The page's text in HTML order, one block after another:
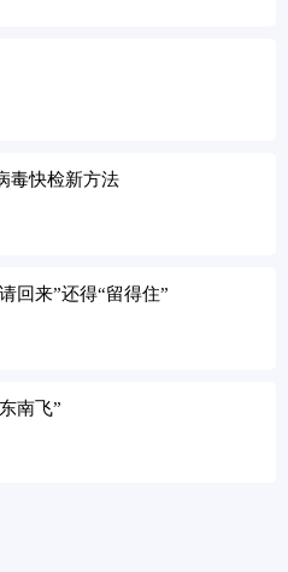
毒快检新方法
回来”还得“留得住”
南飞”